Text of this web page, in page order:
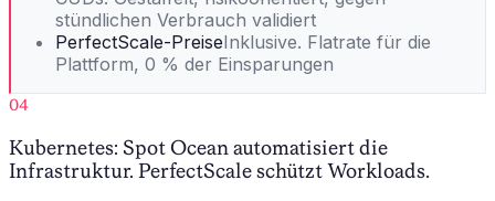
stündlichen Verbrauch validiert
PerfectScale-PreiseInklusive. Flatrate für die
Plattform, 0 % der Einsparungen
04
Kubernetes: Spot Ocean automatisiert die
Infrastruktur. PerfectScale schützt Workloads.